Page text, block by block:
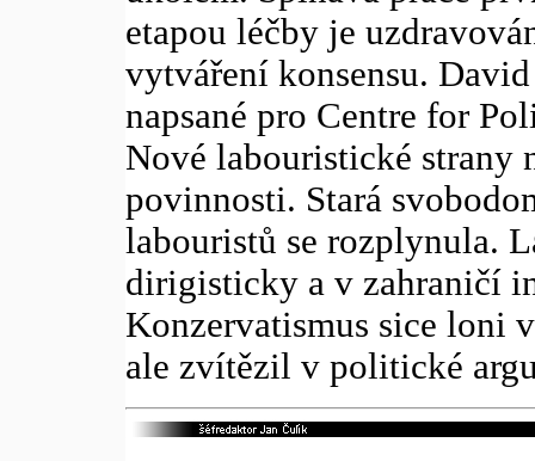
etapou léčby je
vytváření konsensu.
napsané pro Centre for
Nové labouristické strany
povinnosti. Stará
labouristů se rozplynula.
dirigisticky a v zahraničí
Konzervatismus sice loni
ale zvítězil v politické